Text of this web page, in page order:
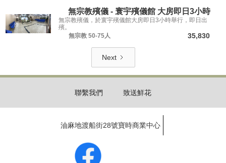
無宗教殯儀 - 寰宇殯儀館 大房即日3小時
無宗教殯儀，於寰宇殯儀館大房即日3小時舉行，即日出
殯。
無宗教 50-75人 35,830
Next
聯繫我們 致送鮮花
油麻地渡船街28號寶時商業中心